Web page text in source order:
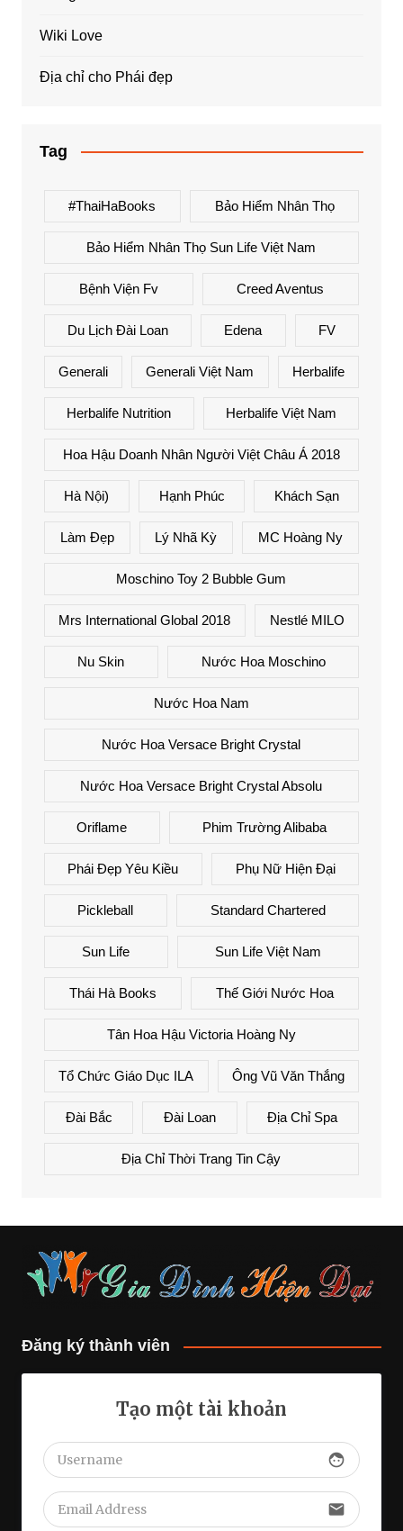
Wiki Love
Địa chỉ cho Phái đẹp
Tag
#ThaiHaBooks Bảo Hiểm Nhân Thọ
Bảo Hiểm Nhân Thọ Sun Life Việt Nam
Bệnh Viện Fv Creed Aventus
Du Lịch Đài Loan Edena FV
Generali Generali Việt Nam Herbalife
Herbalife Nutrition Herbalife Việt Nam
Hoa Hậu Doanh Nhân Người Việt Châu Á 2018
Hà Nội) Hạnh Phúc Khách Sạn
Làm Đẹp Lý Nhã Kỳ MC Hoàng Ny
Moschino Toy 2 Bubble Gum
Mrs International Global 2018 Nestlé MILO
Nu Skin Nước Hoa Moschino
Nước Hoa Nam
Nước Hoa Versace Bright Crystal
Nước Hoa Versace Bright Crystal Absolu
Oriflame Phim Trường Alibaba
Phái Đẹp Yêu Kiều Phụ Nữ Hiện Đại
Pickleball Standard Chartered
Sun Life Sun Life Việt Nam
Thái Hà Books Thế Giới Nước Hoa
Tân Hoa Hậu Victoria Hoàng Ny
Tổ Chức Giáo Dục ILA Ông Vũ Văn Thắng
Đài Bắc Đài Loan Địa Chỉ Spa
Địa Chỉ Thời Trang Tin Cậy
Đăng ký thành viên
Tạo một tài khoản
face
email